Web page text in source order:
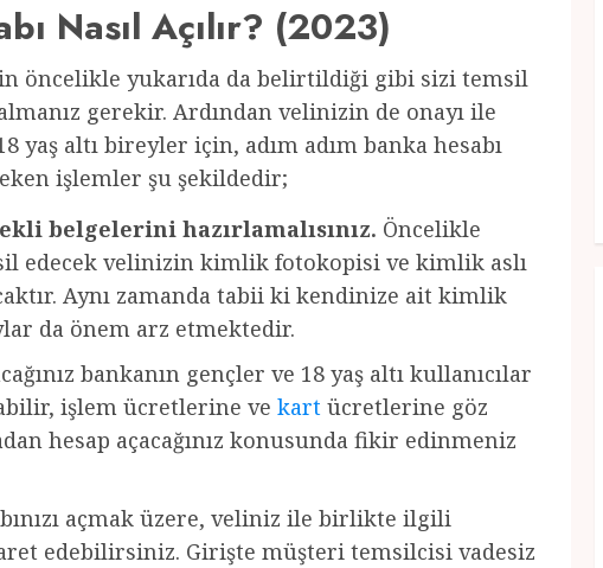
Nasıl Açılır? (2023)
öncelikle yukarıda da belirtildiği gibi sizi temsil
gerekir. Ardından velinizin de onayı ile
yaş altı bireyler için, adım adım banka hesabı
işlemler şu şekildedir;
belgelerini hazırlamalısınız. Öncelikle
edecek velinizin kimlik fotokopisi ve kimlik aslı
Aynı zamanda tabii ki kendinize ait kimlik
da önem arz etmektedir.
bankanın gençler ve 18 yaş altı kullanıcılar
işlem ücretlerine ve kart ücretlerine göz
hesap açacağınız konusunda fikir edinmeniz
açmak üzere, veliniz ile birlikte ilgili
edebilirsiniz. Girişte müşteri temsilcisi vadesiz